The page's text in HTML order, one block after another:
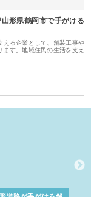
形県鶴岡市で手がける
える企業として、舗装工事や
す。地域住民の生活を支え